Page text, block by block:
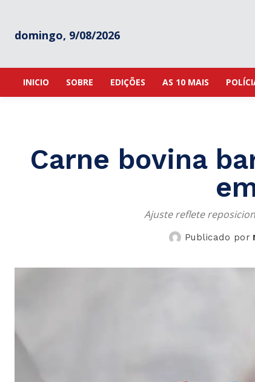
domingo, 9/08/2026
INICIO SOBRE EDIÇÕES AS 10 MAIS
Carne bovina
Ajuste reflete
Publicado por